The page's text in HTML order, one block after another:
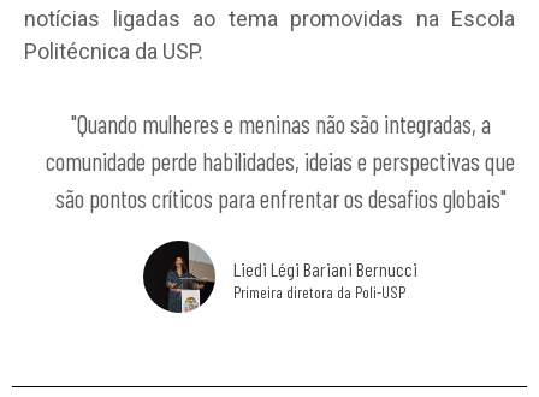
notícias ligadas ao tema promovidas na Escola
Politécnica da USP.
"Quando mulheres e meninas não são integradas, a
comunidade perde habilidades, ideias e perspectivas que
são pontos críticos para enfrentar os desafios globais"
Liedi Légi Bariani Bernucci
Primeira diretora da Poli-USP